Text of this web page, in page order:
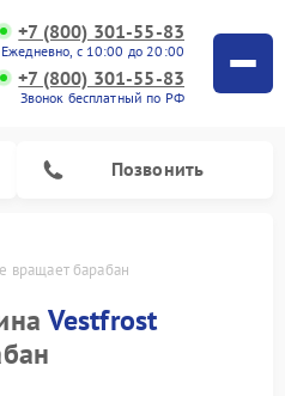
+7 (800) 301-55-83
Ежедневно, с 10:00 до 20:00
+7 (800) 301-55-83
Звонок бесплатный по РФ
Позвонить
вращает барабан
Vestfrost